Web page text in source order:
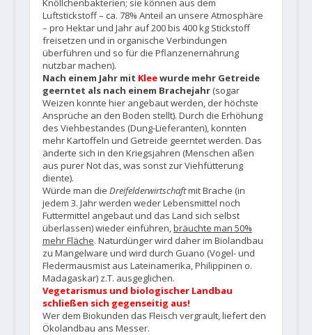
Knöllchenbakterien; sie können aus dem
Luftstickstoff – ca. 78% Anteil an unsere Atmosphäre
– pro Hektar und Jahr auf 200 bis 400 kg Stickstoff
freisetzen und in organische Verbindungen
überführen und so für die Pflanzenernährung
nutzbar machen).
Nach einem Jahr mit Kleewurde mehr Getreide
geerntet als nach einem Brachejahr(sogar
Weizen konnte hier angebaut werden, der höchste
Ansprüche an den Boden stellt). Durch die Erhöhung
des Viehbestandes (Dung-Lieferanten), konnten
mehr Kartoffeln und Getreide geerntet werden. Das
änderte sich in den Kriegsjahren (Menschen aßen
aus purer Not das, was sonst zur Viehfütterung
diente).
Würde man die Dreifelderwirtschaftmit Brache (in
jedem 3. Jahr werden weder Lebensmittel noch
Futtermittel angebaut und das Land sich selbst
überlassen) wieder einführen,bräuchte man 50%
mehr Fläche. Naturdünger wird daher im Biolandbau
zu Mangelware und wird durch Guano (Vogel- und
Fledermausmist aus Lateinamerika, Philippinen o.
Madagaskar) z.T. ausgeglichen.
Vegetarismus und biologischer Landbau
schließen sich gegenseitig aus!
Wer dem Biokunden das Fleisch vergrault, liefert den
Ökolandbau ans Messer.